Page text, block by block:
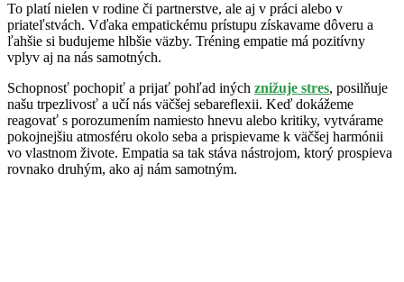
To platí nielen v rodine či partnerstve, ale aj v práci alebo v
priateľstvách. Vďaka empatickému prístupu získavame dôveru a
ľahšie si budujeme hlbšie väzby. Tréning empatie má pozitívny
vplyv aj na nás samotných.
Schopnosť pochopiť a prijať pohľad iných znižuje stres, posilňuje
našu trpezlivosť a učí nás väčšej sebareflexii. Keď dokážeme
reagovať s porozumením namiesto hnevu alebo kritiky, vytvárame
pokojnejšiu atmosféru okolo seba a prispievame k väčšej harmónii
vo vlastnom živote. Empatia sa tak stáva nástrojom, ktorý prospieva
rovnako druhým, ako aj nám samotným.